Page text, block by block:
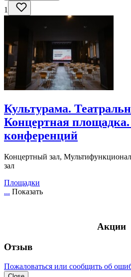
1
Культурама.
Концертная площадка.
конференций
Концертный зал,
зал
Площадки
... Показать
Акции
Отзыв
Пожаловаться или сообщить об